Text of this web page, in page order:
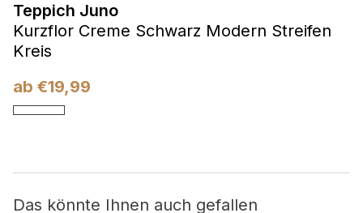
Teppich Juno
Kurzflor Creme Schwarz Modern Streifen
Kreis
ab €19,99
Das könnte Ihnen auch gefallen
Marketing
Marketing-Cookies werden verwendet, um Benutzer über
Websites hinweg zu verfolgen. Das Ziel ist es, Anzeigen
ansprechend sind und somit wertvoller für Herausgeber und
Werbetreibende Dritter sind.
analysiert werden und noch keiner Kategorie zugeordnet